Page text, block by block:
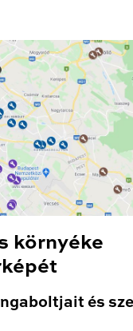
környéke
és